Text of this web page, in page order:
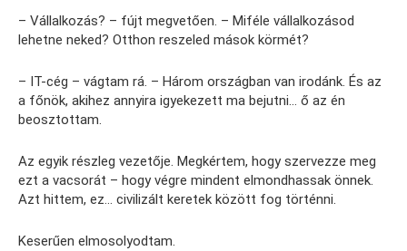
– Vállalkozás? – fújt megvetően. – Miféle vállalkozásod
lehetne neked? Otthon reszeled mások körmét?
– IT-cég – vágtam rá. – Három országban van irodánk. És az
a főnök, akihez annyira igyekezett ma bejutni… ő az én
beosztottam.
Az egyik részleg vezetője. Megkértem, hogy szervezze meg
ezt a vacsorát – hogy végre mindent elmondhassak önnek.
Azt hittem, ez… civilizált keretek között fog történni.
Keserűen elmosolyodtam.